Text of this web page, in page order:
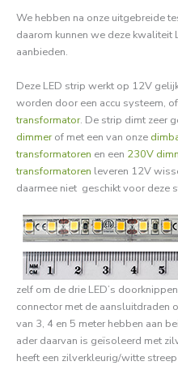
We hebben na onze uitgebreide
daarom kunnen we deze kwaliteit
aanbieden.
Deze LED strip werkt op 12V
worden door een accu systeem,
transformator. De strip dimt zeer
dimmerof met een van onze
transformatoren en een 230V
transformatoren leveren 12V
daarmee niet geschikt voor deze
zelf om de drie LED’s
connector met de aansluitdraden
van 3, 4 en 5 meter hebben aan
ader daarvan is geïsoleerd met
heeft een zilverkleurig/witte